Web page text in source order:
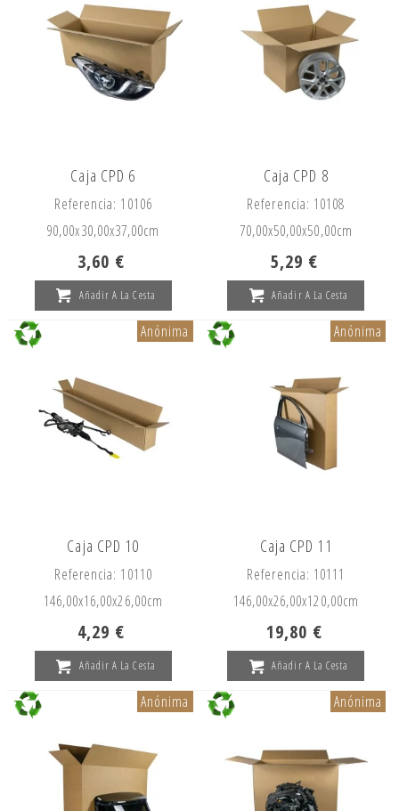
Caja CPD 6
Referencia: 10106
90,00x30,00x37,00cm
3,60 €
Añadir A La Cesta
Caja CPD 8
Referencia: 10108
70,00x50,00x50,00cm
5,29 €
Añadir A La Cesta
Anónima
Caja CPD 10
Referencia: 10110
146,00x16,00x26,00cm
4,29 €
Añadir A La Cesta
Anónima
Caja CPD 11
Referencia: 10111
146,00x26,00x120,00cm
19,80 €
Añadir A La Cesta
Anónima Anónima